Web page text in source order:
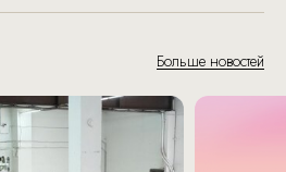
Больше новостей